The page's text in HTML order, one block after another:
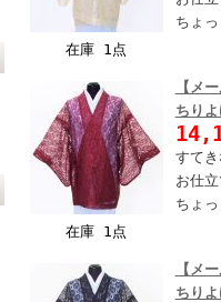
在庫 1点
ちょ
在庫 1点
【メ
ちり
すて
お仕
ちょ
【メ
ちり